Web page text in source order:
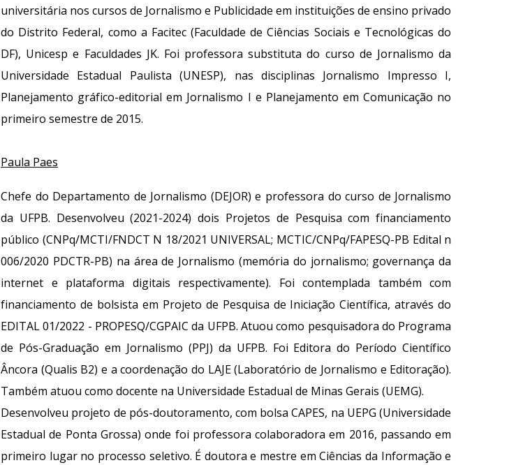
universitária nos cursos de Jornalismo e Publicidade em instituições de ensino privado
do Distrito Federal, como a Facitec (Faculdade de Ciências Sociais e Tecnológicas do
DF), Unicesp e Faculdades JK. Foi professora substituta do curso de Jornalismo da
Universidade Estadual Paulista (UNESP), nas disciplinas Jornalismo Impresso I,
Planejamento gráfico-editorial em Jornalismo I e Planejamento em Comunicação no
primeiro semestre de 2015.
Paula Paes
Chefe do Departamento de Jornalismo (DEJOR) e professora do curso de Jornalismo
da UFPB. Desenvolveu (2021-2024) dois Projetos de Pesquisa com financiamento
público (CNPq/MCTI/FNDCT N 18/2021 UNIVERSAL; MCTIC/CNPq/FAPESQ-PB Edital n
006/2020 PDCTR-PB) na área de Jornalismo (memória do jornalismo; governança da
internet e plataforma digitais respectivamente). Foi contemplada também com
financiamento de bolsista em Projeto de Pesquisa de Iniciação Científica, através do
EDITAL 01/2022 - PROPESQ/CGPAIC da UFPB. Atuou como pesquisadora do Programa
de Pós-Graduação em Jornalismo (PPJ) da UFPB. Foi Editora do Período Científico
Âncora (Qualis B2) e a coordenação do LAJE (Laboratório de Jornalismo e Editoração).
Também atuou como docente na Universidade Estadual de Minas Gerais (UEMG).
Desenvolveu projeto de pós-doutoramento, com bolsa CAPES, na UEPG (Universidade
Estadual de Ponta Grossa) onde foi professora colaboradora em 2016, passando em
primeiro lugar no processo seletivo. É doutora e mestre em Ciências da Informação e